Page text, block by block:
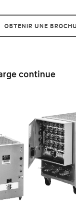
OBTENIR UNE
continue